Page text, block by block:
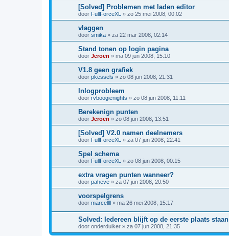
[Solved] Problemen met laden editor
door FullForceXL » zo 25 mei 2008, 00:02
vlaggen
door smika » za 22 mar 2008, 02:14
Stand tonen op login pagina
door Jeroen » ma 09 jun 2008, 15:10
V1.8 geen grafiek
door pkessels » zo 08 jun 2008, 21:31
Inlogprobleem
door rvboogienights » zo 08 jun 2008, 11:11
Berekenign punten
door Jeroen » zo 08 jun 2008, 13:51
[Solved] V2.0 namen deelnemers
door FullForceXL » za 07 jun 2008, 22:41
Spel schema
door FullForceXL » zo 08 jun 2008, 00:15
extra vragen punten wanneer?
door paheve » za 07 jun 2008, 20:50
voorspelgrens
door marcellll » ma 26 mei 2008, 15:17
Solved: Iedereen blijft op de eerste plaats staan
door onderduiker » za 07 jun 2008, 21:35